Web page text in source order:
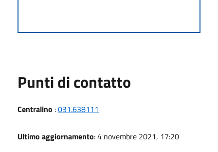
Punti di contatto
Centralino :031.638111
Ultimo aggiornamento: 4 novembre 2021, 17:20